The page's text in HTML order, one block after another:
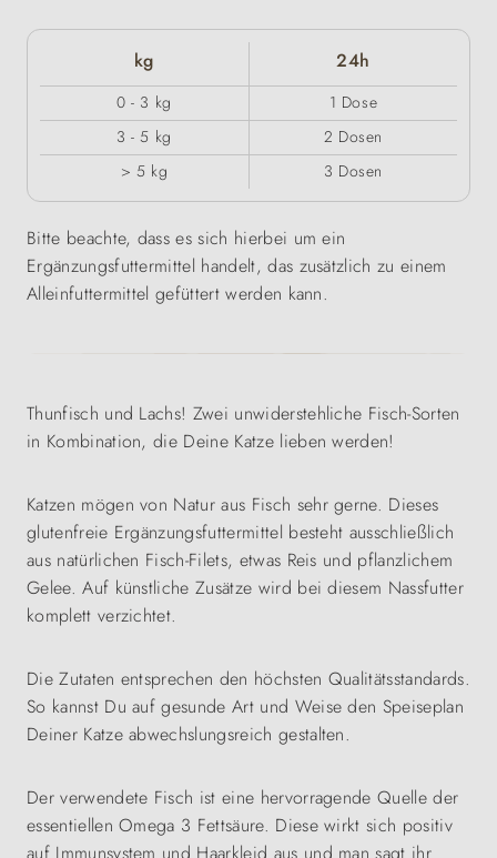
kg 24h
0 - 3 kg
1 Dose
3 - 5 kg
2 Dosen
> 5 kg
3 Dosen
Bitte beachte, dass es sich hierbei um ein
Ergänzungsfuttermittel handelt, das zusätzlich zu einem
Alleinfuttermittel gefüttert werden kann.
Thunfisch und Lachs! Zwei unwiderstehliche Fisch-Sorten
in Kombination, die Deine Katze lieben werden!
Katzen mögen von Natur aus Fisch sehr gerne. Dieses
glutenfreie Ergänzungsfuttermittel besteht ausschließlich
aus natürlichen Fisch-Filets, etwas Reis und pflanzlichem
Gelee. Auf künstliche Zusätze wird bei diesem Nassfutter
komplett verzichtet.
Die Zutaten entsprechen den höchsten Qualitätsstandards.
So kannst Du auf gesunde Art und Weise den Speiseplan
Deiner Katze abwechslungsreich gestalten.
Der verwendete Fisch ist eine hervorragende Quelle der
essentiellen Omega 3 Fettsäure. Diese wirkt sich positiv